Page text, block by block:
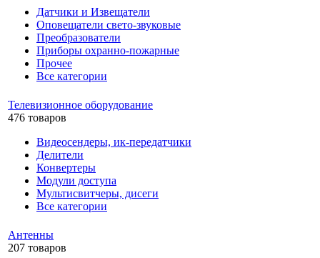
Датчики и Извещатели
Оповещатели свето-звуковые
Преобразователи
Приборы охранно-пожарные
Прочее
Все категории
Телевизионное оборудование
476 товаров
Видеосендеры, ик-передатчики
Делители
Конвертеры
Модули доступа
Мультисвитчеры, дисеги
Все категории
Антенны
207 товаров